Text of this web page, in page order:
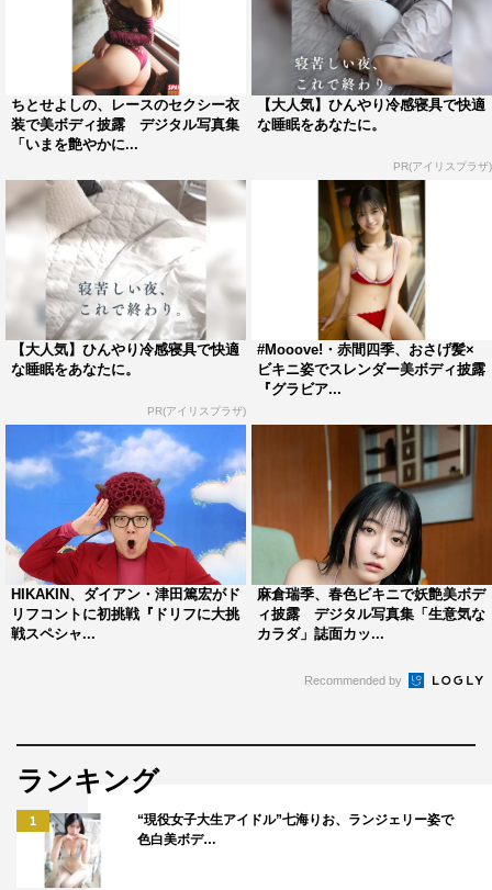
ちとせよしの、レースのセクシー衣
装で美ボディ披露 デジタル写真集
「いまを艶やかに...
【大人気】ひんやり冷感寝具で快適
な睡眠をあなたに。
PR(アイリスプラザ)
【大人気】ひんやり冷感寝具で快適
な睡眠をあなたに。
PR(アイリスプラザ)
#Mooove!・赤間四季、おさげ髪×
ビキニ姿でスレンダー美ボディ披露
『グラビア...
HIKAKIN、ダイアン・津田篤宏がド
リフコントに初挑戦『ドリフに大挑
戦スペシャ...
麻倉瑞季、春色ビキニで妖艶美ボデ
ィ披露 デジタル写真集「生意気な
カラダ」誌面カッ...
Recommended by
ランキング
1
“現役女子大生アイドル”七海りお、ランジェリー姿で
色白美ボデ…